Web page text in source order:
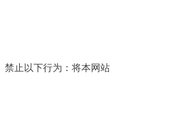
禁止以下行为：将本网站